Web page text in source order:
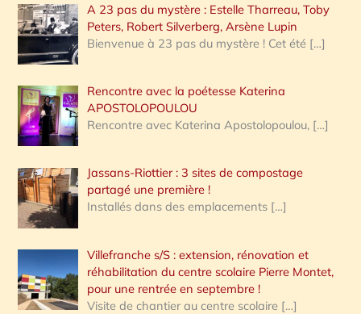
A 23 pas du mystère : Estelle Tharreau, Toby
Peters, Robert Silverberg, Arsène Lupin
Bienvenue à 23 pas du mystère ! Cet été […]
Rencontre avec la poétesse Katerina
APOSTOLOPOULOU
Rencontre avec Katerina Apostolopoulou, […]
Jassans-Riottier : 3 sites de compostage
partagé une première !
Installés dans des emplacements […]
Villefranche s/S : extension, rénovation et
réhabilitation du centre scolaire Pierre Montet,
pour une rentrée en septembre !
Visite de chantier au centre scolaire […]